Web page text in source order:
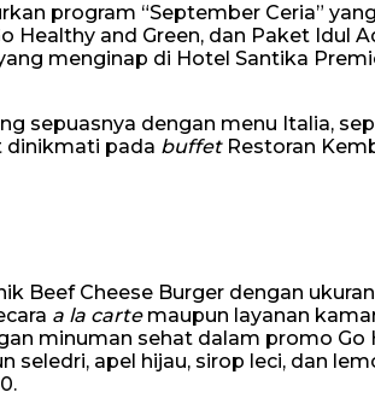
program “September Ceria”
Healthy and Green, dan Paket Idul
menginap di Hotel Santika
sepuasnya dengan menu Italia,
dinikmati pada buffetRestoran
Beef Cheese Burger dengan
a la cartemaupun layanan
minuman sehat dalam promo Go
seledri, apel hijau, sirop leci, dan